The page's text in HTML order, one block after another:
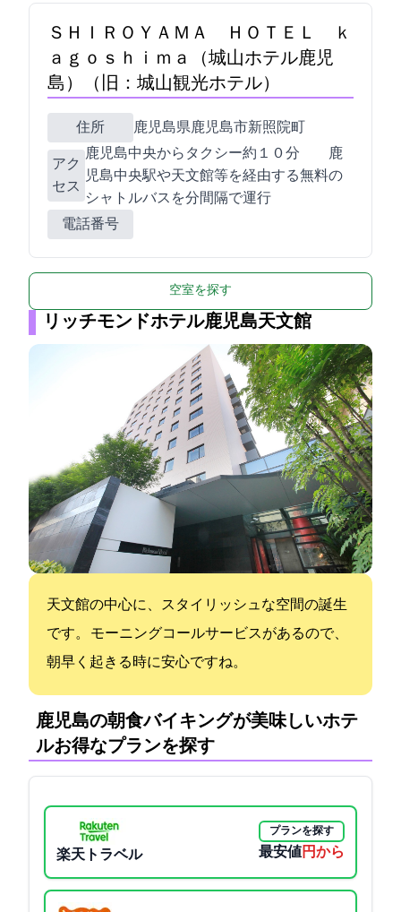
ＳＨＩＲＯＹＡＭＡ ＨＯＴＥＬ ｋ
ａｇｏｓｈｉｍａ（城山ホテル鹿児
島）（旧：城山観光ホテル）
住所 鹿児島県鹿児島市新照院町41-1
アク
セス
鹿児島中央からタクシー約１０分 鹿
児島中央駅や天文館等を経由する無料の
シャトルバスを30分間隔で運行
電話番号
空室を探す
リッチモンドホテル鹿児島天文館
天文館の中心に、スタイリッシュな空間の誕生
です。 モーニングコールサービスがあるので、
朝早く起きる時に安心ですね。
鹿児島の朝食バイキングが美味しいホテ
ル:お得なプランを探す
楽天トラベル
プランを探す
最安値3300円から